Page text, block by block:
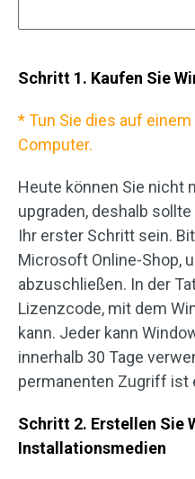
Schritt 1. Kaufen Sie
* Tun Sie dies auf
Computer.
Heute können Sie nicht
upgraden, deshalb
Ihr erster Schritt sein.
Microsoft Online-Shop,
abzuschließen. In der
Lizenzcode, mit dem
kann. Jeder kann
innerhalb 30 Tage
permanenten Zugriff ist
Schritt 2. Erstellen Sie
Installationsmedien